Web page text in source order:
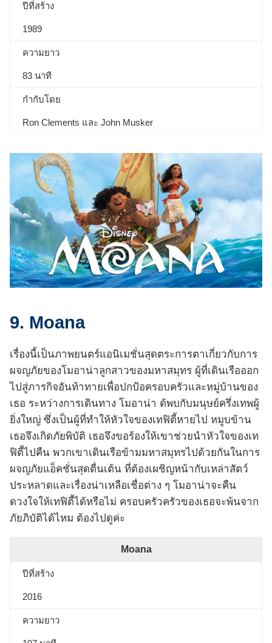
ปีที่สร้าง
1989
ความยาว
83 นาที
กำกับโดย
Ron Clements และ John Musker
9. Moana
เรื่องนี้เป็นภาพยนตร์แอนิเมชั่นสุดตระการตาเกี่ยวกับการ
ผจญภัยของโมอาน่าลูกสาวของมหาสมุทร ผู้ที่เดินเรือออก
ไปสู่ภารกิจอันท้าทายเพื่อปกป้อครอบครัวและหมู่บ้านของ
เธอ ระหว่างการเดินทาง โมอาน่า ด้พบกับมนุษย์ครึ่งเทพผู้
ยิ่งใหญ่ ซึ่งเป็นผู้ที่ทำให้หัวใจของเทฟิตี้หายไป หมูบข้าน
เธอจึงเกิดภัยพิบัติ เธอจึงขอร้องให้เขาช่วยนำหัวใจของเท
ฟิตี้ไปคืน พวกเขาเดินเรือข้ามมหาสมุทรไปด้วยกันในการ
ผจญภัยแอ็คชั่นสุดตื่นเต้น ที่ต้องเผชิญหน้ากับเหล่าสัตว์
ประหลาดและเรื่องน่าเหลือเชื่อต่าง ๆ โมอาน่าจะคืน
ดวงใจให้เทฟิตี้ได้หรือไม่ ครอบครัวครัวของเธอจะพ้นจาก
ภัยภิบัติได้ไหม ต้องไปดูค่ะ
Moana
ปีที่สร้าง
2016
ความยาว